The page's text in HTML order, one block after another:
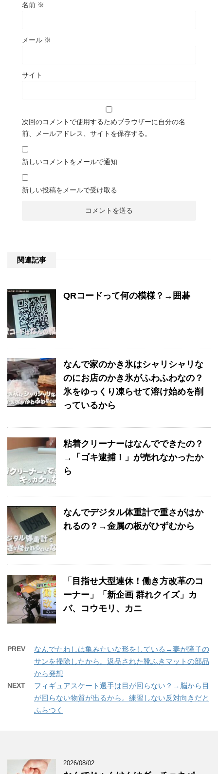
名前 ※
メール ※
サイト
次回のコメントで使用するためブラウザーに自分の名
前、メールアドレス、サイトを保存する。
新しいコメントをメールで通知
新しい投稿をメールで受け取る
関連記事
QRコードって何の模様？→囲碁
なんで家のかき氷はシャリシャリな
のにお店のかき氷がふわふわなの？
氷をゆっくり凍らせて溶け始めを削
っているから
粘着クリーナーはなんでできたの？
→「ゴキ逮捕！」が売れなかったか
ら
なんでデジタル体重計で重さがはか
れるの？→金属の板がひずむから
「目指せ大型連休！働き方改革のコ
ーナー」「新企画 群れクイズ」カ
バ、コウモリ、カニ
PREV
なんでたわしは亀みたいな形をしている→妻が障子の
サンを掃除したから。返品された靴ふきマットの部品
から発想
NEXT
フィギュアスケート選手は目が回らない？→脳から目
が回らない物質が出るから。練習しない反対向きだと
ふらつく
2026/08/02